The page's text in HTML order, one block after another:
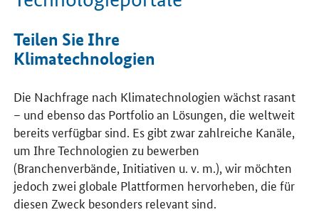
Teilen Sie Ihre
Klimatechnologien
Die Nachfrage nach Klimatechnologien wächst rasant
– und ebenso das Portfolio an Lösungen, die weltweit
bereits verfügbar sind. Es gibt zwar zahlreiche Kanäle,
um Ihre Technologien zu bewerben
(Branchenverbände, Initiativen u. v. m.), wir möchten
jedoch zwei globale Plattformen hervorheben, die für
diesen Zweck besonders relevant sind.